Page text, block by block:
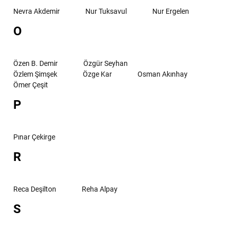
Nevra Akdemir Nur Tuksavul Nur Ergelen
O
Özen B. Demir
Özgür Seyhan
Özlem Şimşek
Özge Kar
Osman Akınhay
Ömer Çeşit
P
Pınar Çekirge
R
Reca Deşilton Reha Alpay
S